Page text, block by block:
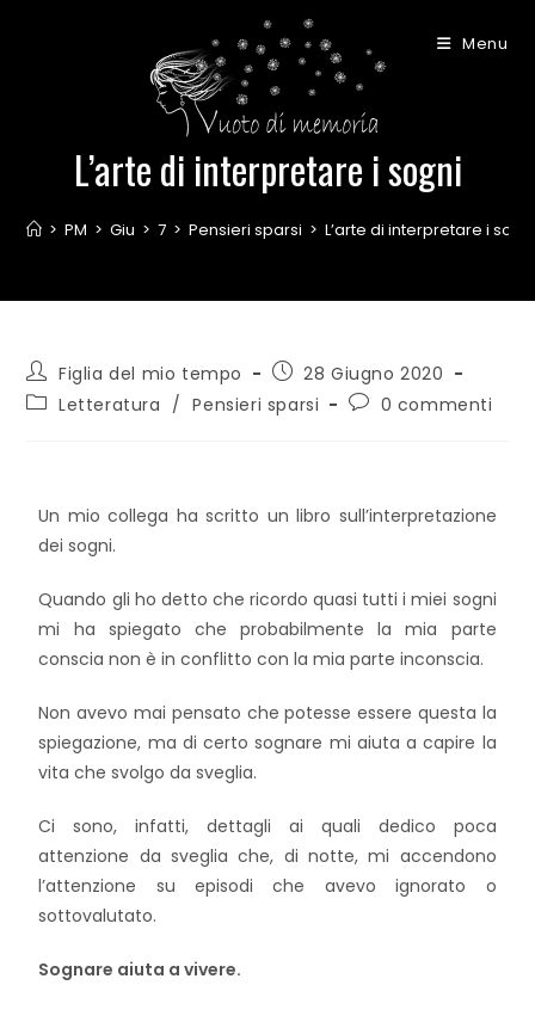
Menu
L’arte di interpretare i sogni
> PM > Giu > 7 > Pensieri sparsi > L’arte di interpretare i
Figlia del mio tempo
28 Giugno 2020
Letteratura / Pensieri sparsi 0 commenti
Un mio collega ha scritto un libro sull’interpretazione
dei sogni.
Quando gli ho detto che ricordo quasi tutti i miei sogni
mi ha spiegato che probabilmente la mia parte
conscia non è in conflitto con la mia parte inconscia.
Non avevo mai pensato che potesse essere questa la
spiegazione, ma di certo sognare mi aiuta a capire la
vita che svolgo da sveglia.
Ci sono, infatti, dettagli ai quali dedico poca
attenzione da sveglia che, di notte, mi accendono
l’attenzione su episodi che avevo ignorato o
sottovalutato.
Sognare aiuta a vivere.